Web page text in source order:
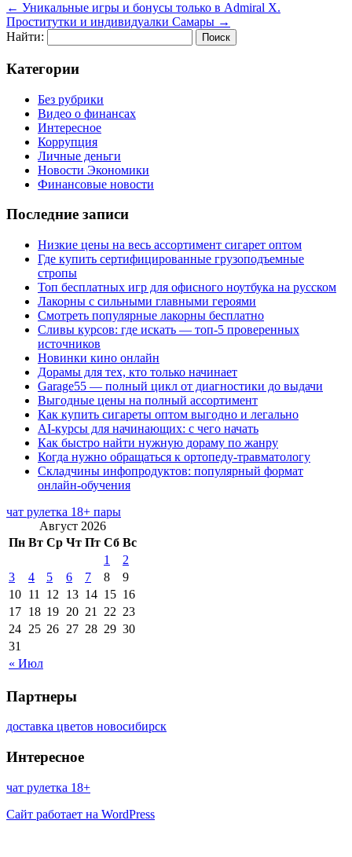
← Уникальные игры и бонусы только в Admiral X.
Проститутки и индивидуалки Самары →
Найти:
Категории
Без рубрики
Видео о финансах
Интересное
Коррупция
Личные деньги
Новости Экономики
Финансовые новости
Последние записи
Низкие цены на весь ассортимент сигарет оптом
Где купить сертифицированные грузоподъемные
стропы
Топ бесплатных игр для офисного ноутбука на русском
Лакорны с сильными главными героями
Смотреть популярные лакорны бесплатно
Сливы курсов: где искать — топ-5 проверенных
источников
Новинки кино онлайн
Дорамы для тех, кто только начинает
Garage55 — полный цикл от диагностики до выдачи
Выгодные цены на полный ассортимент
Как купить сигареты оптом выгодно и легально
AI-курсы для начинающих: с чего начать
Как быстро найти нужную дораму по жанру
Когда нужно обращаться к ортопеду-травматологу
Складчины инфопродуктов: популярный формат
онлайн-обучения
чат рулетка 18+ пары
Август 2026
Пн Вт Ср Чт Пт Сб Вс
« Июл
1
2
3
4 5 6 7 8
9
10 11 12 13 14 15 16
17 18 19 20 21 22 23
24 25 26 27 28 29 30
31
Партнеры
доставка цветов новосибирск
Интересное
чат рулетка 18+
Сайт работает на WordPress